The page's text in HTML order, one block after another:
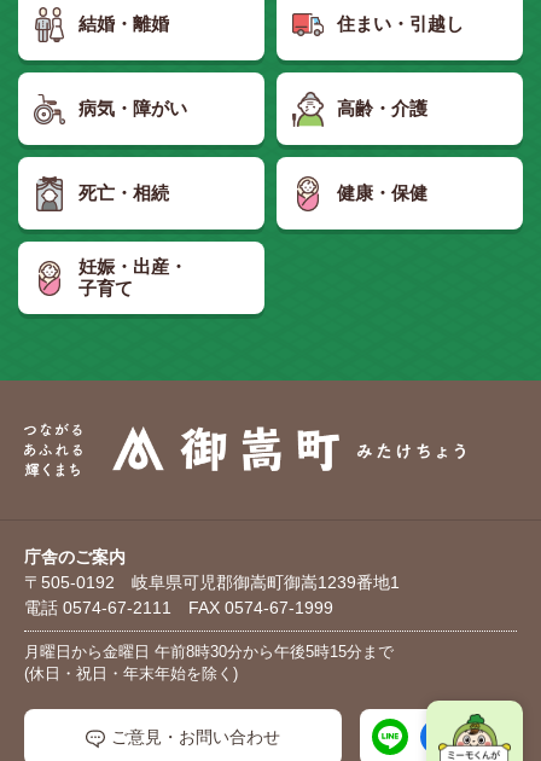
結婚・離婚 住まい・引越し
病気・障がい 高齢・介護
死亡・相続 健康・保健
妊娠・出産・
子育て
庁舎のご案内
〒505-0192 岐阜県可児郡御嵩町御嵩1239番地1
電話 0574-67-2111 FAX 0574-67-1999
月曜日から金曜日 午前8時30分から午後5時15分まで
(休日・祝日・年末年始を除く)
ご意見・お問い合わせ